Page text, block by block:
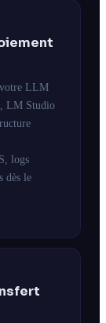
votre LLM
LM Studio
logs
dès le